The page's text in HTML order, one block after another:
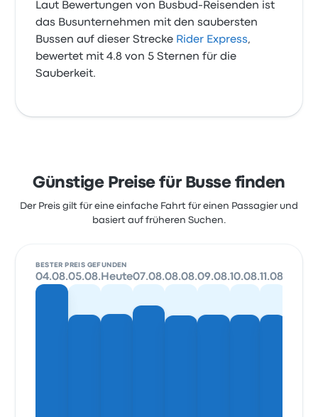
Laut Bewertungen von Busbud-Reisenden ist
das Busunternehmen mit den saubersten
Bussen auf dieser Strecke Rider Express,
bewertet mit 4.8 von 5 Sternen für die
Sauberkeit.
Günstige Preise für Busse finden
Der Preis gilt für eine einfache Fahrt für einen Passagier und
basiert auf früheren Suchen.
BESTER PREIS GEFUNDEN
04.08.05.08. Heute07.08.08.08.09.08.10.08.11.08.